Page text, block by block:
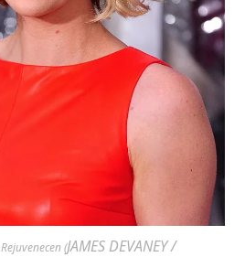
(JAMES DEVANEY /